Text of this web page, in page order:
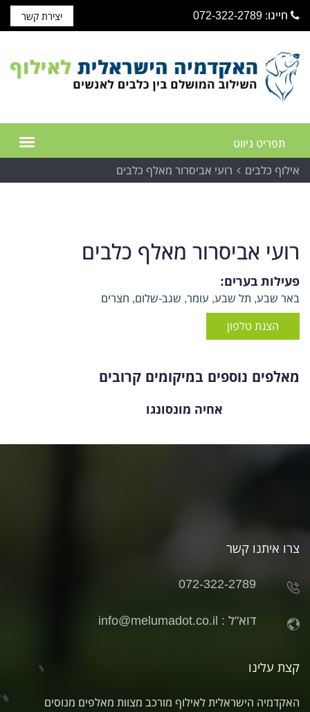
חייגו: 072-322-2789 יצירת קשר
אילוף כלבים רועי אביסרור מאלף כלבים
רועי אביסרור מאלף כלבים
פעילות בערים:
באר שבע, תל שבע, עומר, שגב-שלום, חצרים
הצגת טלפון
מאלפים נוספים במיקומים קרובים
אחיה מונסונגו
צרו איתנו קשר
072-322-2789
דוא"ל : info@melumadot.co.il
קצת עלינו
האקדמיה הישראלית לאילוף מורכב מצוות מאלפים מנוסים